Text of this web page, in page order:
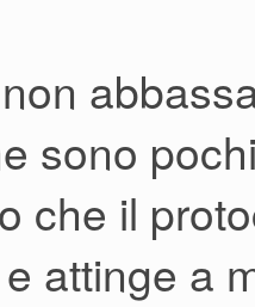
sono
che il
attinge a